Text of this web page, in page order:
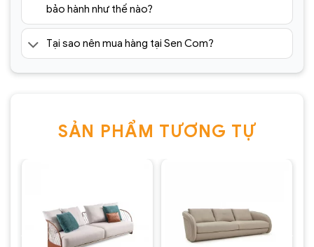
bảo hành như thế nào?
Tại sao nên mua hàng tại Sen Com?
SẢN PHẨM TƯƠNG TỰ